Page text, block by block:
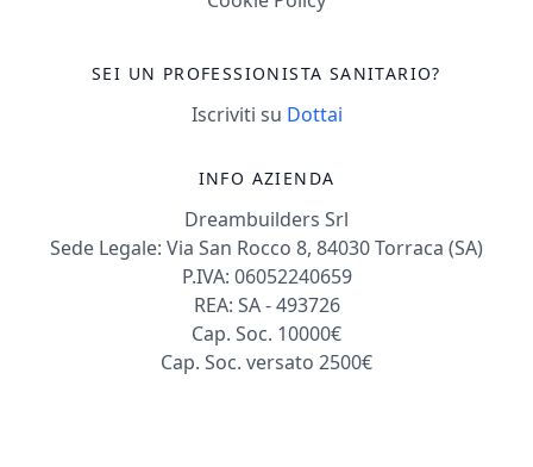
SEI UN PROFESSIONISTA SANITARIO?
Iscriviti su Dottai
INFO AZIENDA
Dreambuilders Srl
Sede Legale: Via San Rocco 8, 84030 Torraca (SA)
P.IVA: 06052240659
REA: SA - 493726
Cap. Soc. 10000€
Cap. Soc. versato 2500€